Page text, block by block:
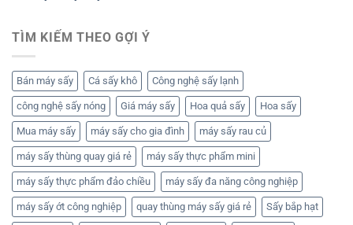
TÌM KIẾM THEO GỢI Ý
Bán máy sấy Cá sấy khô Công nghệ sấy lạnh
công nghệ sấy nóng Giá máy sấy Hoa quả sấy Hoa sấy
Mua máy sấy máy sấy cho gia đình máy sấy rau củ
máy sấy thùng quay giá rẻ máy sấy thực phẩm mini
máy sấy thực phẩm đảo chiều máy sấy đa năng công nghiệp
máy sấy ớt công nghiệp quay thùng máy sấy giá rẻ Sấy bắp hạt